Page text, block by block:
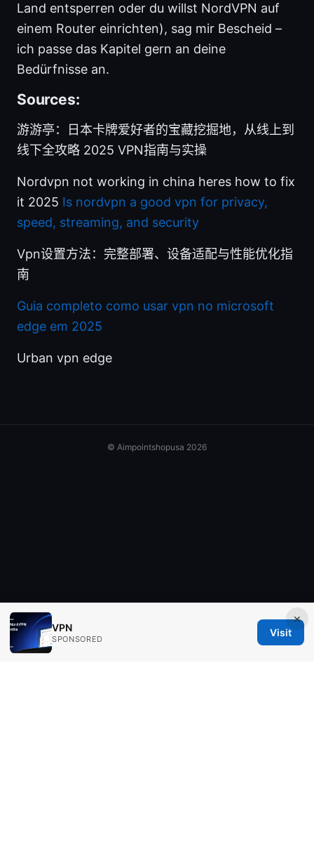
Land entsperren oder du willst NordVPN auf
einem Router einrichten), sag mir Bescheid –
ich passe das Kapitel gern an deine
Bedürfnisse an.
Sources:
游游亭：日本卡牌爱好者的宝藏挖掘地，从线上到
线下全攻略 2025 VPN指南与实操
Nordvpn not working in china heres how to fix
it 2025 Is nordvpn a good vpn for privacy,
speed, streaming, and security
Vpn设置方法：完整部署、设备适配与性能优化指
南
Guia completo como usar vpn no microsoft
edge em 2025
Urban vpn edge
×
VPN
SPONSORED
Visit
© Aimpointshopusa 2026